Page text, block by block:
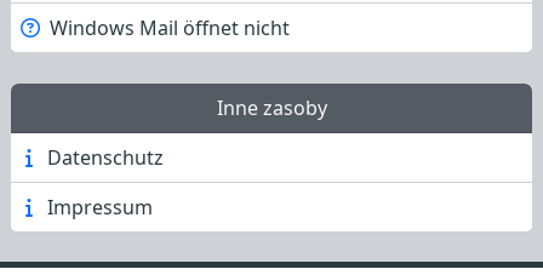
Windows Mail öffnet nicht
Inne zasoby
Datenschutz
Impressum